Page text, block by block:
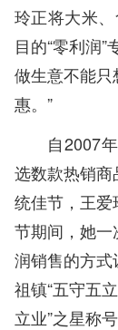
玲正将大米
目的“零利润
做生意不能
惠。”
自2007
选数款热销
统佳节，王
节期间，她
润销售的方
祖镇“五守五
立业”之星称号